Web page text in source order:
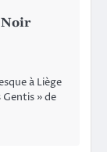
Noir
à Liège
» de